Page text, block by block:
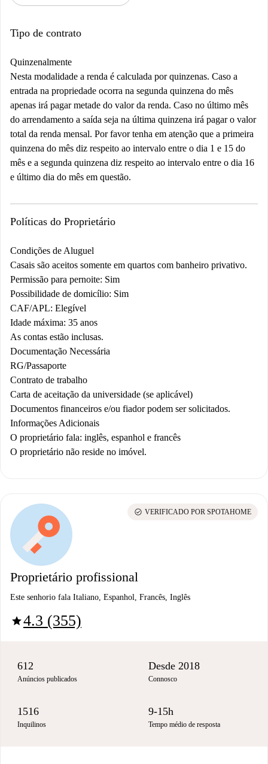
Tipo de contrato
Quinzenalmente
Nesta modalidade a renda é calculada por quinzenas. Caso a
entrada na propriedade ocorra na segunda quinzena do mês
apenas irá pagar metade do valor da renda. Caso no último mês
do arrendamento a saída seja na última quinzena irá pagar o valor
total da renda mensal. Por favor tenha em atenção que a primeira
quinzena do mês diz respeito ao intervalo entre o dia 1 e 15 do
mês e a segunda quinzena diz respeito ao intervalo entre o dia 16
e último dia do mês em questão.
Políticas do Proprietário
Condições de Aluguel
Casais são aceitos somente em quartos com banheiro privativo.
Permissão para pernoite: Sim
Possibilidade de domicílio: Sim
CAF/APL: Elegível
Idade máxima: 35 anos
As contas estão inclusas.
Documentação Necessária
RG/Passaporte
Contrato de trabalho
Carta de aceitação da universidade (se aplicável)
Documentos financeiros e/ou fiador podem ser solicitados.
Informações Adicionais
O proprietário fala: inglês, espanhol e francês
O proprietário não reside no imóvel.
Proprietário profissional
Este senhorio fala Italiano, Espanhol, Francês, Inglês
star4.3 (355)
check_circle VERIFICADO POR SPOTAHOME
612
Anúncios publicados
Desde 2018
Connosco
1516
Inquilinos
9-15h
Tempo médio de resposta